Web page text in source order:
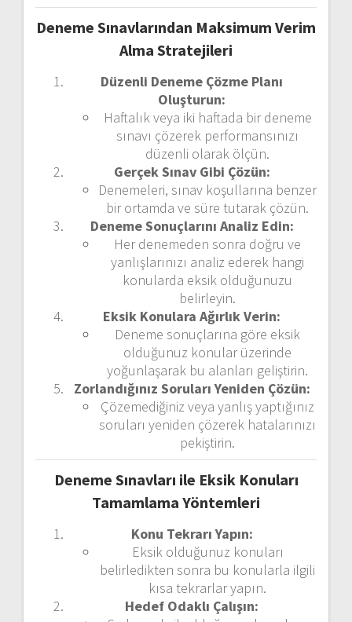
Deneme Sınavlarından Maksimum Verim
Alma Stratejileri
Düzenli Deneme Çözme Planı
Oluşturun:
Haftalık veya iki haftada bir deneme
sınavı çözerek performansınızı
düzenli olarak ölçün.
Gerçek Sınav Gibi Çözün:
Denemeleri, sınav koşullarına benzer
bir ortamda ve süre tutarak çözün.
Deneme Sonuçlarını Analiz Edin:
Her denemeden sonra doğru ve
yanlışlarınızı analiz ederek hangi
konularda eksik olduğunuzu
belirleyin.
Eksik Konulara Ağırlık Verin:
Deneme sonuçlarına göre eksik
olduğunuz konular üzerinde
yoğunlaşarak bu alanları geliştirin.
Zorlandığınız Soruları Yeniden Çözün:
Çözemediğiniz veya yanlış yaptığınız
soruları yeniden çözerek hatalarınızı
pekiştirin.
Deneme Sınavları ile Eksik Konuları
Tamamlama Yöntemleri
Konu Tekrarı Yapın:
Eksik olduğunuz konuları
belirledikten sonra bu konularla ilgili
kısa tekrarlar yapın.
Hedef Odaklı Çalışın: